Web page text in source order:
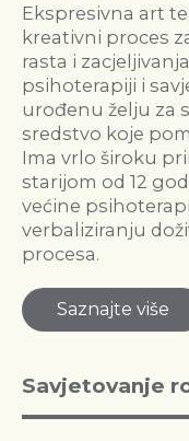
Ekspresivna art
kreativni proces
rasta i
psihoterapiji i
urođenu želju za
sredstvo koje
Ima vrlo široku
starijom od 12
većine
verbaliziranju
procesa.
Saznajte više
Savjetovanje